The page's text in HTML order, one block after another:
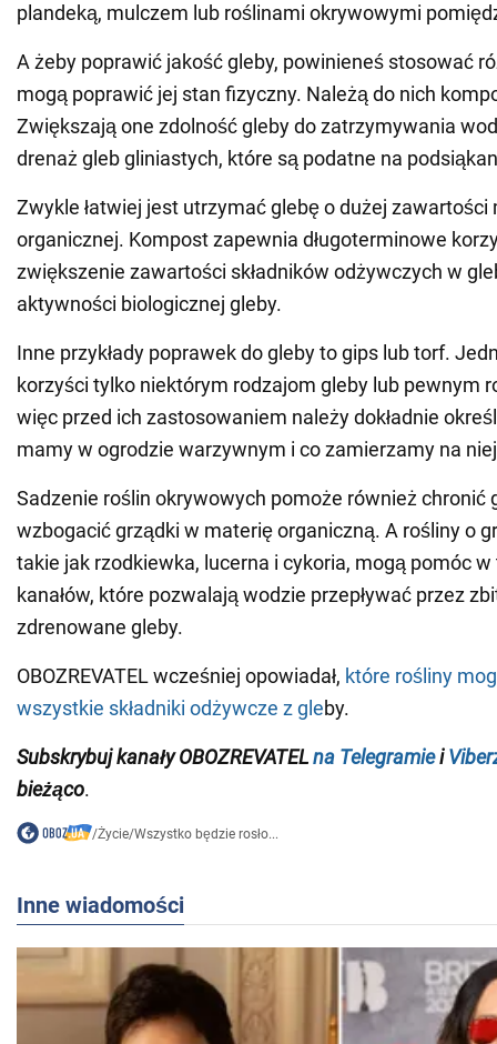
plandeką, mulczem lub roślinami okrywowymi
A żeby poprawić jakość gleby, powinieneś stosować
mogą poprawić jej stan fizyczny. Należą do nich
Zwiększają one zdolność gleby do zatrzymywania
drenaż gleb gliniastych, które są podatne na
Zwykle łatwiej jest utrzymać glebę o dużej zawartości
organicznej. Kompost zapewnia długoterminowe
zwiększenie zawartości składników odżywczych w
aktywności biologicznej gleby.
Inne przykłady poprawek do gleby to gips lub torf.
korzyści tylko niektórym rodzajom gleby lub pewnym
więc przed ich zastosowaniem należy dokładnie
mamy w ogrodzie warzywnym i co zamierzamy na
Sadzenie roślin okrywowych pomoże również chronić
wzbogacić grządki w materię organiczną. A rośliny o
takie jak rzodkiewka, lucerna i cykoria, mogą pomóc
kanałów, które pozwalają wodzie przepływać przez
zdrenowane gleby.
OBOZREVATEL wcześniej opowiadał, które rośliny
wszystkie składniki odżywcze z gleby.
Subskrybuj kanały OBOZREVATELna Telegramiei
bieżąco.
/Życie/Wszystko będzie rosło...
Inne wiadomości